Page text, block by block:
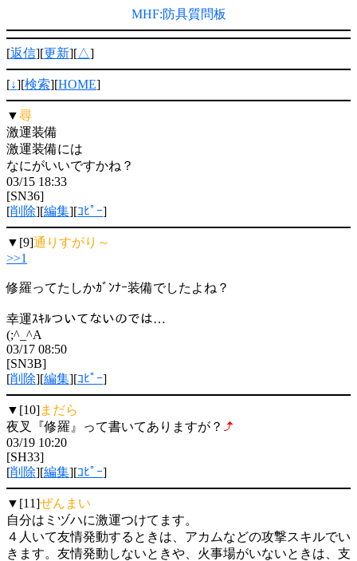
MHF:防具質問板
[返信][更新][△]
[↓][検索][HOME]
▼尋
激運装備
激運装備には
なにがいいですかね？
03/15 18:33
[SN36]
[削除][編集][ｺﾋﾟｰ]
▼[9]通りすがり～
>>1
修羅ってたしかｶﾞﾝﾅｰ装備でしたよね？
幸運ｽｷﾙついてないのでは…
(;^_^A
03/17 08:50
[SN3B]
[削除][編集][ｺﾋﾟｰ]
▼[10]まだら
夜叉『修羅』って書いてありますが？
03/19 10:20
[SH33]
[削除][編集][ｺﾋﾟｰ]
▼[11]ぜんまい
自分はミヅハに激運つけてます。
４人いて友情発動するときは、アカムなどの攻撃スキルでい
きます。友情発動しないときや、火事場がいないときは、支